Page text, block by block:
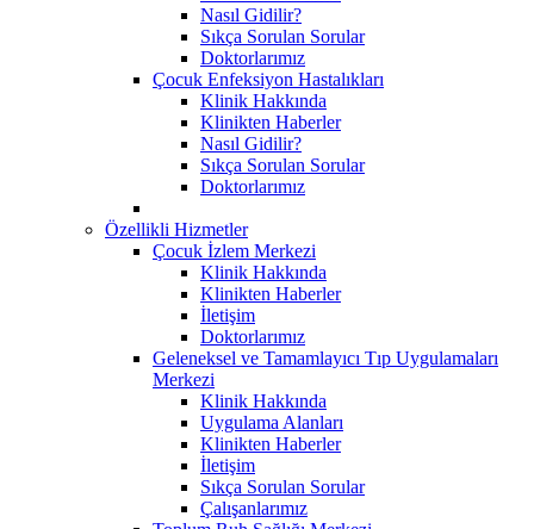
Nasıl Gidilir?
Sıkça Sorulan Sorular
Doktorlarımız
Çocuk Enfeksiyon Hastalıkları
Klinik Hakkında
Klinikten Haberler
Nasıl Gidilir?
Sıkça Sorulan Sorular
Doktorlarımız
Özellikli Hizmetler
Çocuk İzlem Merkezi
Klinik Hakkında
Klinikten Haberler
İletişim
Doktorlarımız
Geleneksel ve Tamamlayıcı Tıp Uygulamaları
Merkezi
Klinik Hakkında
Uygulama Alanları
Klinikten Haberler
İletişim
Sıkça Sorulan Sorular
Çalışanlarımız